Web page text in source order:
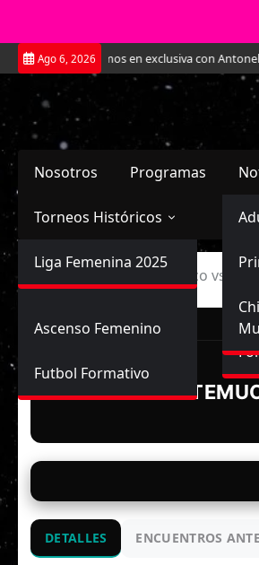
Saltar
al
contenido
Ago 6, 2026
Conversamos en exclusiva con Antonella
Nosotros Programas
Torneos Históricos
Primera División
Femenina
Liga Femenina 2025
Ascenso Femenino
Futbol Formativo
Inicio Deportes Temuco vs
D.
DETALLES ENCUENTROS